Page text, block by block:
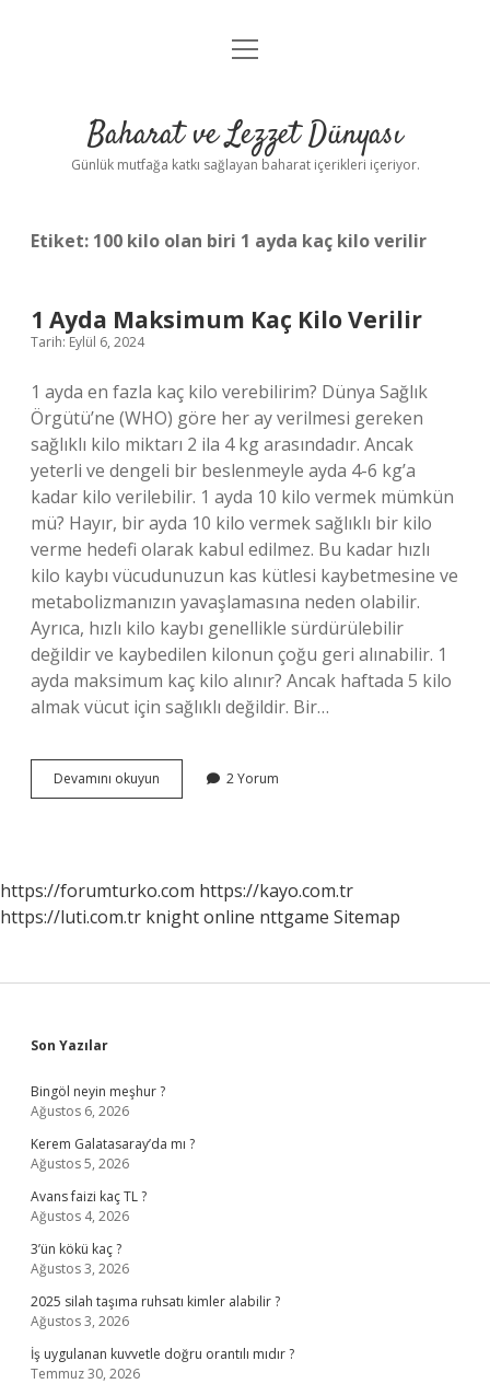
Anasayfa
Yasal Uyarı
menüyü
Baharat ve Lezzet Dünyası
Günlük mutfağa katkı sağlayan baharat içerikleri içeriyor.
Etiket: 100 kilo olan biri 1 ayda kaç kilo verilir
1 Ayda Maksimum Kaç Kilo Verilir
Tarih: Eylül 6, 2024
1 ayda en fazla kaç kilo verebilirim? Dünya Sağlık
Örgütü’ne (WHO) göre her ay verilmesi gereken
sağlıklı kilo miktarı 2 ila 4 kg arasındadır. Ancak
yeterli ve dengeli bir beslenmeyle ayda 4-6 kg’a
kadar kilo verilebilir. 1 ayda 10 kilo vermek mümkün
mü? Hayır, bir ayda 10 kilo vermek sağlıklı bir kilo
verme hedefi olarak kabul edilmez. Bu kadar hızlı
kilo kaybı vücudunuzun kas kütlesi kaybetmesine ve
metabolizmanızın yavaşlamasına neden olabilir.
Ayrıca, hızlı kilo kaybı genellikle sürdürülebilir
değildir ve kaybedilen kilonun çoğu geri alınabilir. 1
ayda maksimum kaç kilo alınır? Ancak haftada 5 kilo
almak vücut için sağlıklı değildir. Bir…
Devamını okuyun
Ayda
2 Yorum
https://forumturko.com https://kayo.com.tr
https://luti.com.tr knight online nttgame Sitemap
Sidebar
Son Yazılar
Bingöl neyin meşhur ?
Ağustos 6, 2026
Kerem Galatasaray’da mı ?
Ağustos 5, 2026
Avans faizi kaç TL ?
Ağustos 4, 2026
3’ün kökü kaç ?
Ağustos 3, 2026
2025 silah taşıma ruhsatı kimler alabilir ?
Ağustos 3, 2026
İş uygulanan kuvvetle doğru orantılı mıdır ?
Temmuz 30, 2026